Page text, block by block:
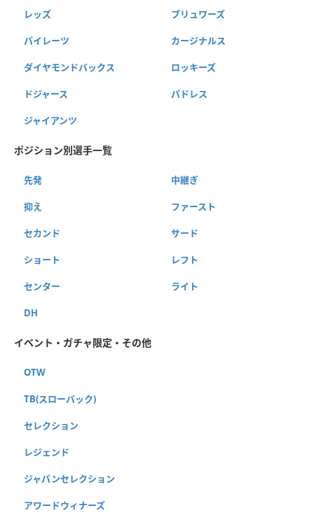
レッズ ブリュワーズ
パイレーツ カージナルス
ダイヤモンドバックス ロッキーズ
ドジャース パドレス
ジャイアンツ
ポジション別選手一覧
先発 中継ぎ
抑え ファースト
セカンド サード
ショート レフト
センター ライト
DH
イベント・ガチャ限定・その他
OTW
TB(スローバック)
セレクション
レジェンド
ジャパンセレクション
アワードウィナーズ